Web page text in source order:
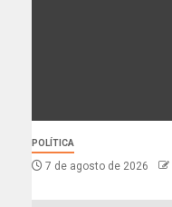
POLÍTICA
7 de agosto de 2026